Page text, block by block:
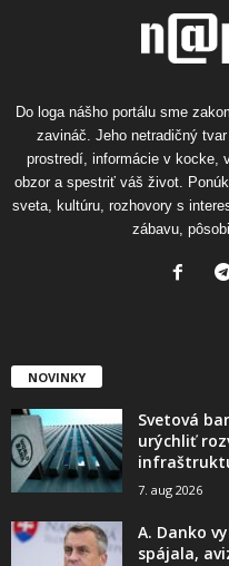
Do loga nášho portálu sme
zavináč. Jeho netradičný
prostredí, informácie v kocke,
obzor a spestriť váš život.
sveta, kultúru, rozhovory s
zábavu,
NOVINKY
Svetová
urýchliť
7. aug 2026
A. Danko
spájala,